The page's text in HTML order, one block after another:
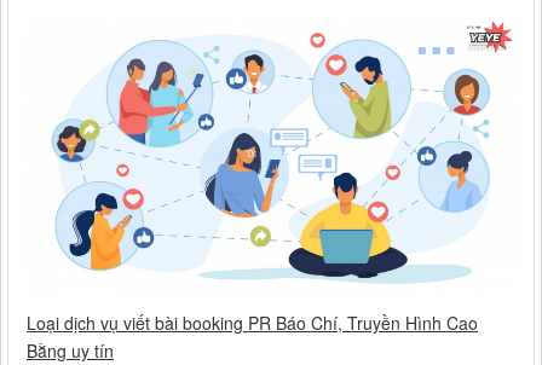
Loại dịch vụ viết bài booking PR Báo Chí, Truyền Hình Cao
Bằng uy tín